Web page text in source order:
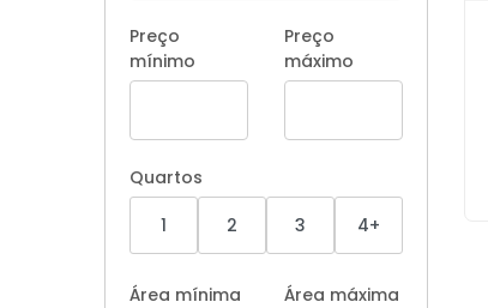
Preço
mínimo
Preço
máximo
Quartos
1
2 3 4+
Área mínima Área máxima